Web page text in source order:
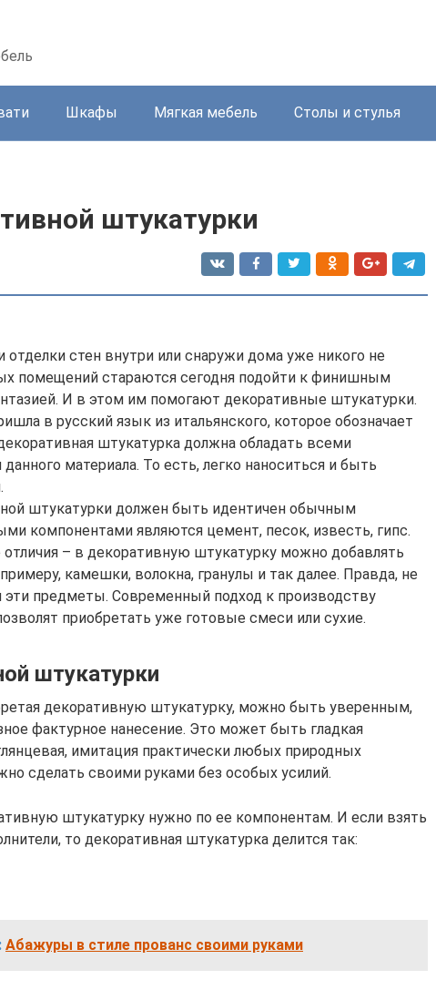
Шкафы Мягкая мебель Столы и стулья
штукатурки
стен внутри или снаружи дома уже никого не
помещений стараются сегодня подойти к финишным
И в этом им помогают декоративные штукатурки.
в русский язык из итальянского, которое обозначает
штукатурка должна обладать всеми
материала. То есть, легко наноситься и быть
штукатурки должен быть идентичен обычным
компонентами являются цемент, песок, известь, гипс.
– в декоративную штукатурку можно добавлять
камешки, волокна, гранулы и так далее. Правда, не
предметы. Современный подход к производству
приобретать уже готовые смеси или сухие.
штукатурки
декоративную штукатурку, можно быть уверенным,
фактурное нанесение. Это может быть гладкая
имитация практически любых природных
сделать своими руками без особых усилий.
штукатурку нужно по ее компонентам. И если взять
то декоративная штукатурка делится так:
Абажуры в стиле прованс своими руками